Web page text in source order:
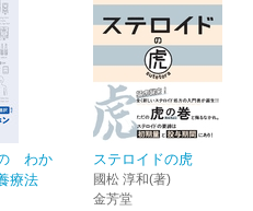
わか
療法
ステロイドの虎
國松 淳和(著)
金芳堂